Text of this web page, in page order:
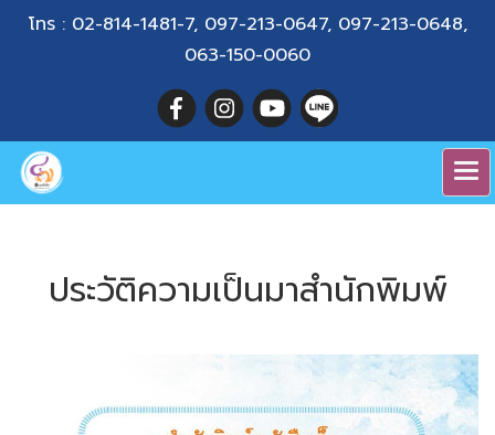
โทร : 02-814-1481-7, 097-213-0647, 097-213-0648,
063-150-0060
ประวัติความเป็นมาสำนักพิมพ์